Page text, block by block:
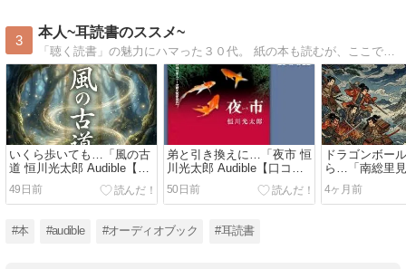
3
本人~耳読書のススメ~
「聴く読書」の魅力にハマった３０代。 紙の本も読むが、ここでは“オーディオブックでも聴ける本”を中心にレビュー。
いくら歩いても…「風の古
道 恒川光太郎 Audible【口
コミレビュー・感想・評
価】
49日前
弟と引き換えに…「夜市 恒
川光太郎 Audible【口コミ
レビュー・感想・評価】
50日前
ドラゴンボー
ら…「南総里
Audible【口コ
感想・評価】
4ヶ月前
#本 #audible #オーディオブック #耳読書